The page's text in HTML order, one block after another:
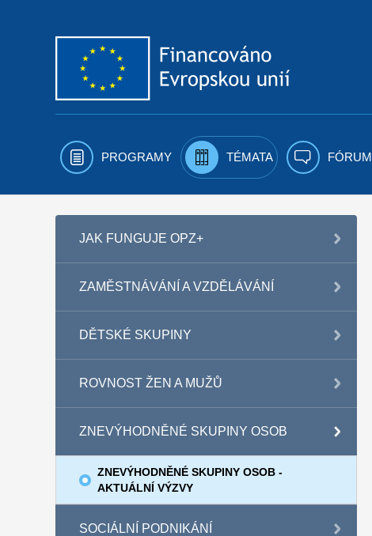
PROGRAMY TÉMATA FÓRUM
JAK FUNGUJE OPZ+
ZAMĚSTNÁVÁNÍ A VZDĚLÁVÁNÍ
DĚTSKÉ SKUPINY
ROVNOST ŽEN A MUŽŮ
ZNEVÝHODNĚNÉ SKUPINY OSOB
ZNEVÝHODNĚNÉ SKUPINY OSOB -
AKTUÁLNÍ VÝZVY
SOCIÁLNÍ PODNIKÁNÍ